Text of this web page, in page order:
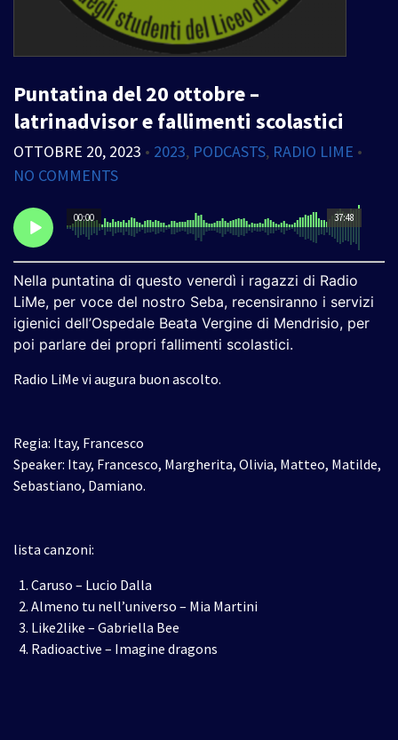
Puntatina del 20 ottobre –
latrinadvisor e fallimenti scolastici
OTTOBRE 20, 2023 • 2023, PODCASTS, RADIO LIME •
NO COMMENTS
37:48
00:00
Nella puntatina di questo venerdì i ragazzi di Radio
LiMe, per voce del nostro Seba, recensiranno i servizi
igienici dell’Ospedale Beata Vergine di Mendrisio, per
poi parlare dei propri fallimenti scolastici.
Radio LiMe vi augura buon ascolto.
Regia: Itay, Francesco
Speaker: Itay, Francesco, Margherita, Olivia, Matteo, Matilde,
Sebastiano, Damiano.
lista canzoni:
Caruso – Lucio Dalla
Almeno tu nell’universo – Mia Martini
Like2like – Gabriella Bee
Radioactive – Imagine dragons